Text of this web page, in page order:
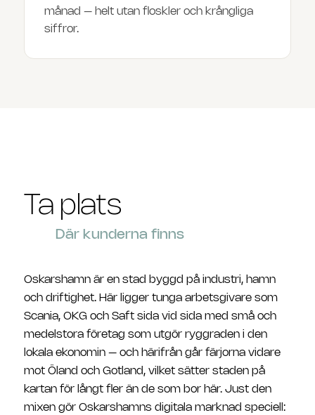
månad – helt utan floskler och krångliga
siffror.
Ta plats
Där kunderna finns
Oskarshamn är en stad byggd på industri, hamn
och driftighet. Här ligger tunga arbetsgivare som
Scania, OKG och Saft sida vid sida med små och
medelstora företag som utgör ryggraden i den
lokala ekonomin – och härifrån går färjorna vidare
mot Öland och Gotland, vilket sätter staden på
kartan för långt fler än de som bor här. Just den
mixen gör Oskarshamns digitala marknad speciell: